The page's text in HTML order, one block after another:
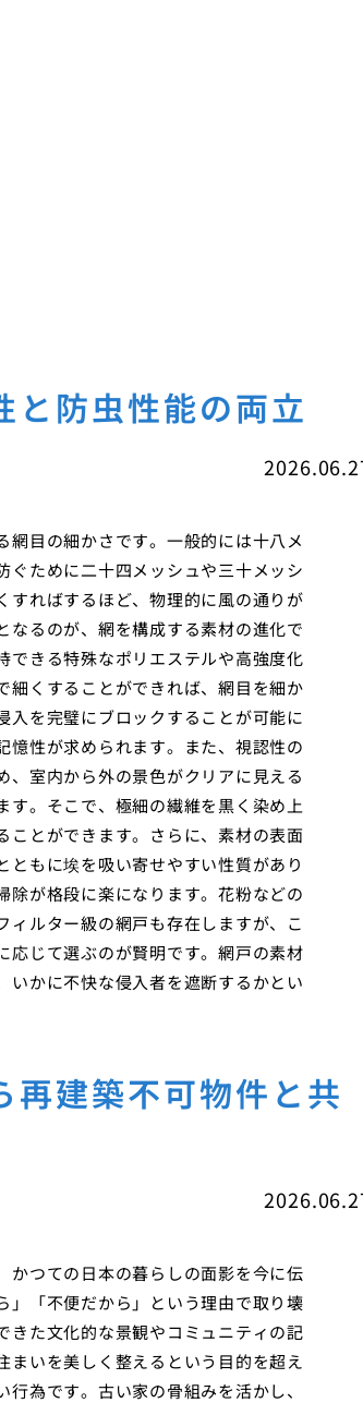
と防虫性能の両立
目の細かさです。一般的には十八メ
ぐために二十四メッシュや三十メッシ
すればするほど、物理的に風の通りが
るのが、網を構成する素材の進化で
できる特殊なポリエステルや高強度化
細くすることができれば、網目を細か
入を完璧にブロックすることが可能に
憶性が求められます。また、視認性の
室内から外の景色がクリアに見える
す。そこで、極細の繊維を黒く染め上
ことができます。さらに、素材の表面
もに埃を吸い寄せやすい性質があり
除が格段に楽になります。花粉などの
ルター級の網戸も存在しますが、こ
応じて選ぶのが賢明です。網戸の素材
かに不快な侵入者を遮断するかとい
再建築不可物件と共
かつての日本の暮らしの面影を今に伝
」「不便だから」という理由で取り壊
きた文化的な景観やコミュニティの記
いを美しく整えるという目的を超え
為です。古い家の骨組みを活かし、